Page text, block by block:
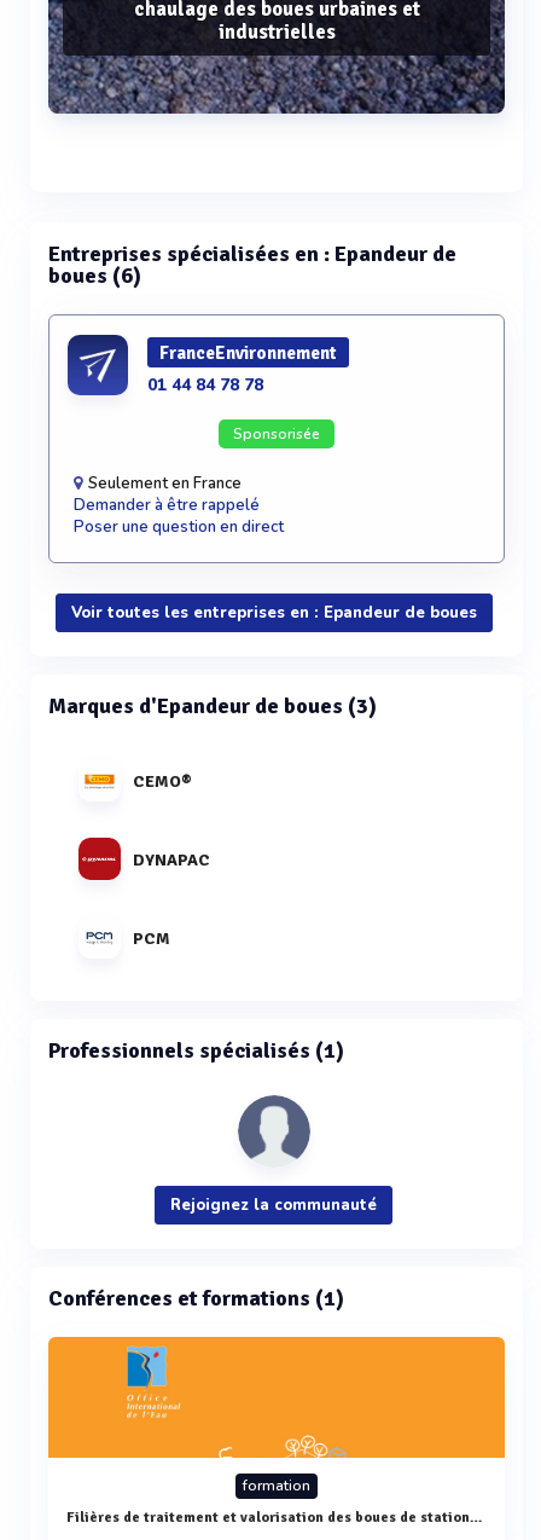
chaulage des boues urbaines et
industrielles
Entreprises spécialisées en : Epandeur de
boues (6)
FranceEnvironnement
01 44 84 78 78
Sponsorisée
Seulement en France
Demander à être rappelé
Poser une question en direct
Voir toutes les entreprises en : Epandeur de boues
Marques d'Epandeur de boues (3)
CEMO®
DYNAPAC
PCM
Professionnels spécialisés (1)
Rejoignez la communauté
Conférences et formations (1)
formation
Filières de traitement et valorisation des boues de stations d'épuration